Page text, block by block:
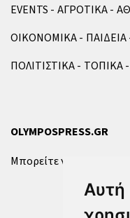
Αυτή
EVENTS ΑΓΡΟΤΙΚΑ
ΟΙΚΟΝΟΜΙΚΑ
ΠΑΙΔΕΙΑ
ΠΟΛΙΤΙΣΤΙΚΑ
ΤΟΠΙΚΑ
OLYMPOSPRESS.GR
Μπορείτε να